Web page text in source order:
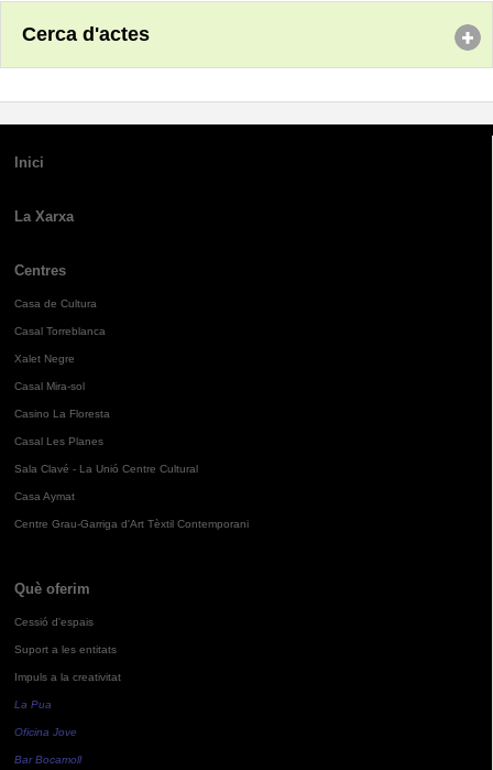
Cerca d'actes
Inici
La Xarxa
Centres
Casa de Cultura
Casal Torreblanca
Xalet Negre
Casal Mira-sol
Casino La Floresta
Casal Les Planes
Sala Clavé - La Unió Centre Cultural
Casa Aymat
Centre Grau-Garriga d'Art Tèxtil Contemporani
Què oferim
Cessió d'espais
Suport a les entitats
Impuls a la creativitat
La Pua
Oficina Jove
Bar Bocamoll